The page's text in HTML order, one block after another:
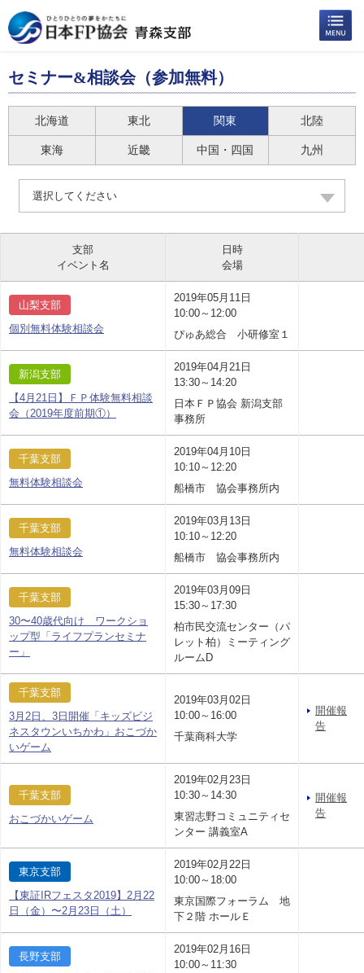
セミナー&相談会（参加無料）
北海道 東北 関東 北陸
東海 近畿 中国・四国 九州
選択してください
支部
イベント名
日時
会場
山梨支部
個別無料体験相談会
2019年05月11日
10:00～12:00
ぴゅあ総合 小研修室１
新潟支部
【4月21日】ＦＰ体験無料相談
会（2019年度前期①）
2019年04月21日
13:30～14:20
日本ＦＰ協会 新潟支部
事務所
千葉支部
無料体験相談会
2019年04月10日
10:10～12:20
船橋市 協会事務所内
千葉支部
無料体験相談会
2019年03月13日
10:10～12:20
船橋市 協会事務所内
千葉支部
30〜40歳代向け ワークショ
ップ型「ライフプランセミナ
ー」
2019年03月09日
15:30～17:30
柏市民交流センター（パ
レット柏）ミーティング
ルームD
千葉支部
3月2日、3日開催「キッズビジ
ネスタウンいちかわ」おこづか
いゲーム
2019年03月02日
10:00～16:00
千葉商科大学
開催報
告
千葉支部
おこづかいゲーム
2019年02月23日
10:30～14:30
東習志野コミュニティセ
ンター 講義室A
開催報
告
東京支部
【東証IRフェスタ2019】2月22
日（金）〜2月23日（土）
2019年02月22日
10:00～18:00
東京国際フォーラム 地
下２階 ホールＥ
長野支部
2019年02月16日
10:00～11:30